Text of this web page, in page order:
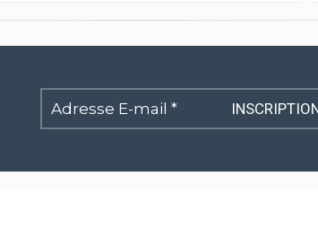
Adresse
E-